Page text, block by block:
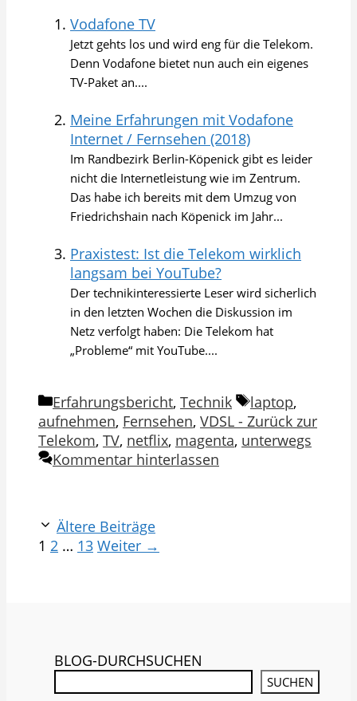
Vodafone TV
Jetzt gehts los und wird eng für die Telekom.
Denn Vodafone bietet nun auch ein eigenes
TV-Paket an....
Meine Erfahrungen mit Vodafone
Internet / Fernsehen (2018)
Im Randbezirk Berlin-Köpenick gibt es leider
nicht die Internetleistung wie im Zentrum.
Das habe ich bereits mit dem Umzug von
Friedrichshain nach Köpenick im Jahr...
Praxistest: Ist die Telekom wirklich
langsam bei YouTube?
Der technikinteressierte Leser wird sicherlich
in den letzten Wochen die Diskussion im
Netz verfolgt haben: Die Telekom hat
„Probleme“ mit YouTube....
Kategorien
Erfahrungsbericht, Technik Schlagwörter
laptop,
aufnehmen, Fernsehen, VDSL - Zurück zur
Telekom, TV, netflix, magenta, unterwegs
Kommentar hinterlassen
Ältere Beiträge
Seite
1 Seite
2 … Seite
13 Weiter →
BLOG-DURCHSUCHEN
SUCHEN